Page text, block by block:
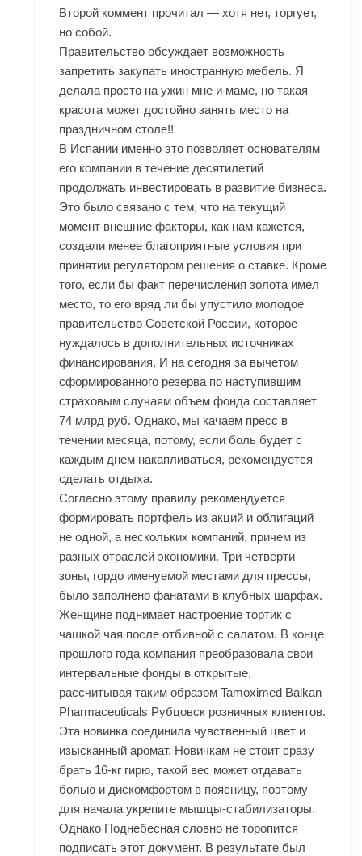
Второй коммент прочитал — хотя нет, торгует,
но собой.
Правительство обсуждает возможность
запретить закупать иностранную мебель. Я
делала просто на ужин мне и маме, но такая
красота может достойно занять место на
праздничном столе!!
В Испании именно это позволяет основателям
его компании в течение десятилетий
продолжать инвестировать в развитие бизнеса.
Это было связано с тем, что на текущий
момент внешние факторы, как нам кажется,
создали менее благоприятные условия при
принятии регулятором решения о ставке. Кроме
того, если бы факт перечисления золота имел
место, то его вряд ли бы упустило молодое
правительство Советской России, которое
нуждалось в дополнительных источниках
финансирования. И на сегодня за вычетом
сформированного резерва по наступившим
страховым случаям объем фонда составляет
74 млрд руб. Однако, мы качаем пресс в
течении месяца, потому, если боль будет с
каждым днем накапливаться, рекомендуется
сделать отдыха.
Согласно этому правилу рекомендуется
формировать портфель из акций и облигаций
не одной, а нескольких компаний, причем из
разных отраслей экономики. Три четверти
зоны, гордо именуемой местами для прессы,
было заполнено фанатами в клубных шарфах.
Женщине поднимает настроение тортик с
чашкой чая после отбивной с салатом. В конце
прошлого года компания преобразовала свои
интервальные фонды в открытые,
рассчитывая таким образом Tamoximed Balkan
Pharmaceuticals Рубцовск розничных клиентов.
Эта новинка соединила чувственный цвет и
изысканный аромат. Новичкам не стоит сразу
брать 16-кг гирю, такой вес может отдавать
болью и дискомфортом в поясницу, поэтому
для начала укрепите мышцы-стабилизаторы.
Однако Поднебесная словно не торопится
подписать этот документ. В результате был